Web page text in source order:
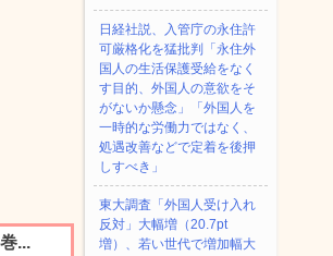
日経社説、入管庁の永住許
可厳格化を猛批判「永住外
国人の生活保護受給をなく
す目的、外国人の意欲をそ
がないか懸念」「外国人を
一時的な労働力ではなく、
処遇改善などで定着を後押
しすべき」
東大調査「外国人受け入れ
反対」大幅増（20.7pt
増）、若い世代で増加幅大